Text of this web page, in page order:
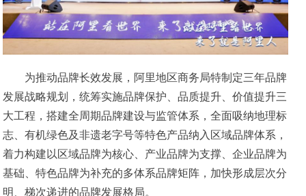
为推动品牌长效发展，阿里地区商务局特制定三年品牌
发展战略规划，统筹实施品牌保护、品质提升、价值提升三
大工程，搭建全周期品牌建设与监管体系，全面吸纳地理标
志、有机绿色及非遗老字号等特色产品纳入区域品牌体系，
着力构建以区域品牌为核心、产业品牌为支撑、企业品牌为
基础、特色品牌为补充的多体系品牌矩阵，加快形成层次分
明、梯次递进的品牌发展格局。